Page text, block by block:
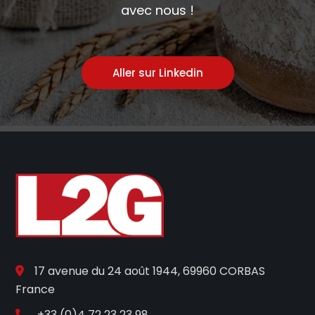
avec nous !
Aller sur Linkedin
17 avenue du 24 août 1944, 69960 CORBAS
France